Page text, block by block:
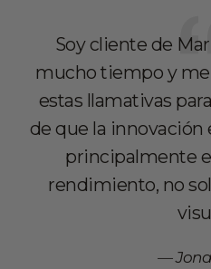
Soy cliente de
mucho tiempo y
estas llamativas
de que la innovación
principalmente
rendimiento, no